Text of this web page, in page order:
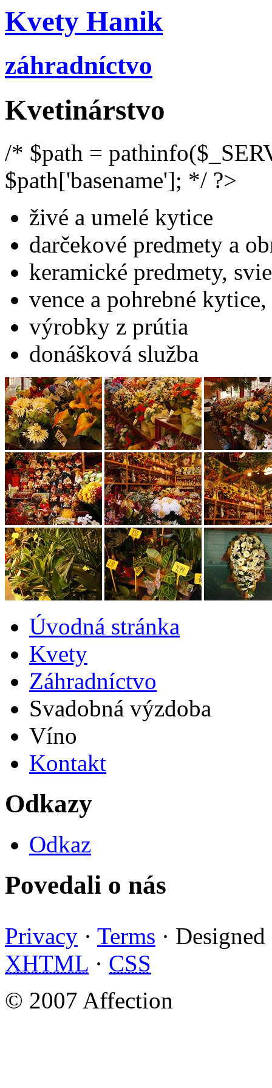
Kvety Hanik
záhradníctvo
Kvetinárstvo
/* $path =
$path['basename']; */ ?>
živé a umelé kytice
darčekové predmety a
keramické predmety,
vence a pohrebné kytice,
výrobky z prútia
donášková služba
Úvodná stránka
Kvety
Záhradníctvo
Svadobná výzdoba
Víno
Kontakt
Odkazy
Odkaz
Povedali o nás
Privacy · Terms ·
XHTML · CSS
© 2007 Affection